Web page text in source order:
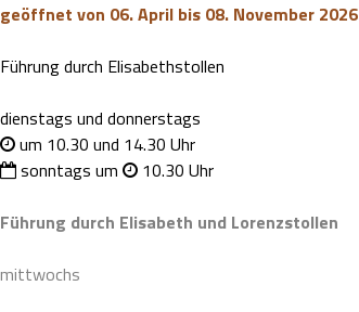
geöffnet von 06. April bis 08. November 2026
Führung durch Elisabethstollen
dienstags und donnerstags
um 10.30 und 14.30 Uhr
sonntags um
10.30 Uhr
Führung durch Elisabeth und Lorenzstollen
mittwochs